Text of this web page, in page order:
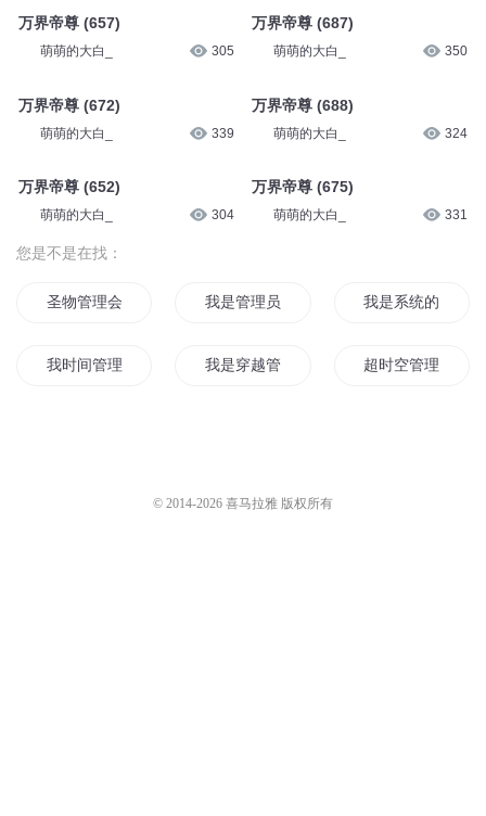
万界帝尊 (657)
萌萌的大白_ 305
万界帝尊 (672)
萌萌的大白_ 339
万界帝尊 (652)
萌萌的大白_ 304
万界帝尊 (687)
萌萌的大白_ 350
万界帝尊 (688)
萌萌的大白_ 324
万界帝尊 (675)
萌萌的大白_ 331
您是不是在找：
圣物管理会 我是管理员 我是系统的管理员
我时间管理大师 我是穿越管理者 超时空管理者
© 2014-2026 喜马拉雅 版权所有